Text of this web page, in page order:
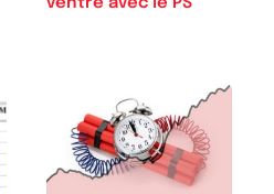
ventre avec le PS